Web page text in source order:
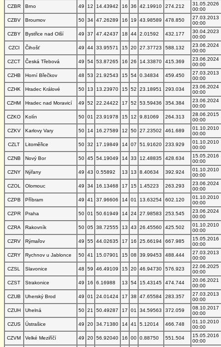
CZBR
Brno 49 12 14.43942 16 36 42.19910 274.212
31.05.2026
00:00
CZBV
Broumov 50 34 47.26289 16 19 43.98589 478.850
27.03.2013
00:00
CZBY
Bystřice nad Olší 49 37 47.42437 18 44 2.01592 432.177
30.04.2023
00:00
CZCI
Čihošť 49 44 33.95571 15 20 27.37723 588.132
23.06.2024
00:00
CZCT
Česká Třebová 49 54 53.87265 16 26 14.33870 415.369
23.06.2024
00:00
CZHB
Horní Břečkov 48 53 21.92543 15 54 0.34834 459.450
27.03.2013
00:00
CZHK
Hradec Králové 50 13 13.23970 15 52 23.18951 293.034
23.06.2024
00:00
CZHM
Hradec nad Moravicí 49 52 22.24422 17 52 53.59436 354.384
23.06.2024
00:00
CZKO
Kolín 50 01 23.91978 15 12 9.81069 264.313
28.06.2015
00:00
CZKV
Karlovy Vary 50 14 16.27589 12 50 27.23502 461.689
01.10.2010
00:00
CZLT
Litoměřice 50 32 17.19849 14 07 51.91620 233.929
01.10.2010
00:00
CZNB
Nový Bor 50 45 54.19049 14 33 12.48835 428.634
15.05.2016
00:00
CZNY
Nýřany 49 43 0.55892 13 13 8.40634 392.924
01.10.2010
00:00
CZOL
Olomouc 49 34 16.13468 17 15 1.45223 263.293
23.06.2024
00:00
CZPB
Příbram 49 41 37.96606 14 01 13.63254 602.120
01.10.2010
00:00
CZPR
Praha 50 01 50.61949 14 24 27.98583 253.545
23.06.2024
00:00
CZRA
Rakovník 50 05 38.72555 13 43 26.45560 425.502
01.10.2010
00:00
CZRV
Rýmařov 49 55 44.02635 17 16 25.66194 667.985
15.05.2016
00:00
CZRY
Rychnov u Jablonce 50 41 15.07901 15 08 39.99453 488.444
27.03.2013
00:00
CZSL
Slavonice 48 59 46.49109 15 20 46.94730 576.923
22.06.2025
00:00
CZST
Strakonice 49 16 6.16988 13 54 15.43145 474.744
20.06.2021
00:00
CZUB
Uherský Brod 49 01 24.01424 17 38 47.65584 283.357
27.03.2013
00:00
CZUH
Uhelná 50 21 50.49287 17 01 34.59563 372.059
08.10.2017
00:00
CZUS
Ústrašice 49 20 34.71380 14 41 5.12014 466.748
01.10.2010
00:00
CZVM
Velké Meziříčí 49 20 56.92040 16 00 0.88750 551.504
15.05.2016
00:00